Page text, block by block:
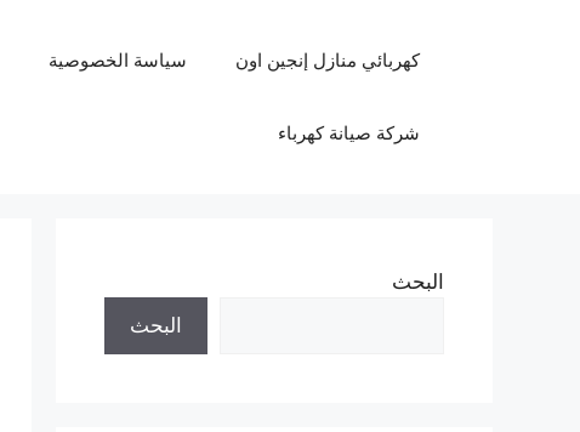
كهربائي منازل إنجين اون سياسة الخصوصية
شركة صيانة كهرباء
البحث
البحث